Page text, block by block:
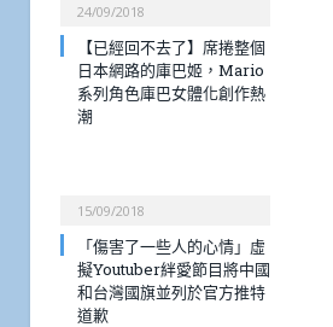
24/09/2018
【已經回不去了】席捲整個
日本網路的庫巴姬，Mario
系列角色庫巴女體化創作熱
潮
15/09/2018
「傷害了一些人的心情」虛
擬Youtuber絆愛節目將中國
和台灣國旗並列於官方推特
道歉